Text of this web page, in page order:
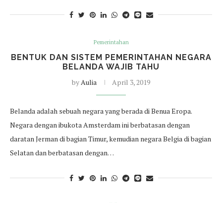
Pemerintahan
BENTUK DAN SISTEM PEMERINTAHAN NEGARA
BELANDA WAJIB TAHU
byAulia April 3, 2019
Belanda adalah sebuah negara yang berada di Benua Eropa.
Negara dengan ibukota Amsterdam ini berbatasan dengan
daratan Jerman di bagian Timur, kemudian negara Belgia di bagian
Selatan dan berbatasan dengan…